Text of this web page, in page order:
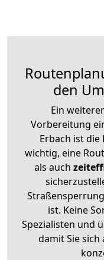
den
Ein
Vorbereitung
Erbach ist die
wichtig, eine
als auch
ist. Keine
Spezialisten und
damit Sie sich